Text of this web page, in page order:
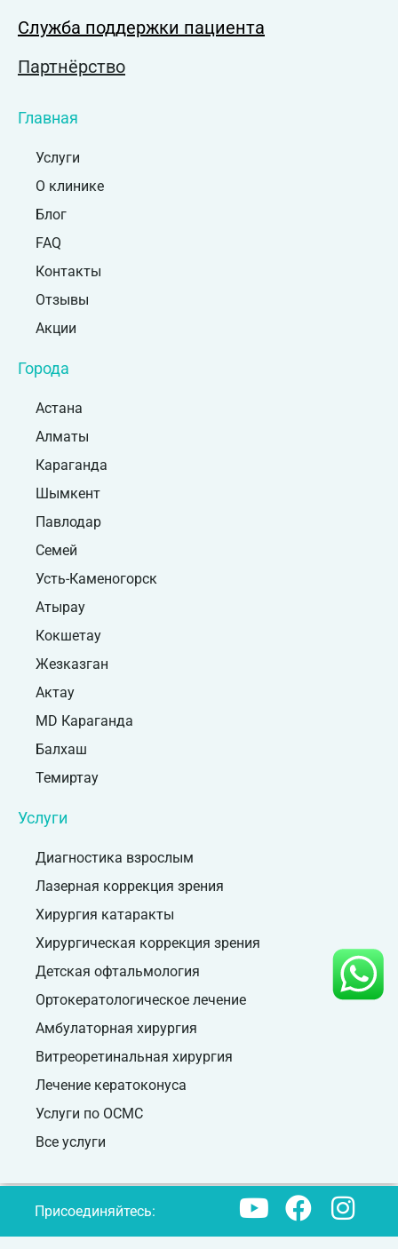
Служба поддержки пациента
Партнёрство
Главная
Услуги
О клинике
Блог
FAQ
Контакты
Отзывы
Акции
Города
Астана
Алматы
Караганда
Шымкент
Павлодар
Семей
Усть-Каменогорск
Атырау
Кокшетау
Жезказган
Актау
MD Караганда
Балхаш
Темиртау
Услуги
Диагностика взрослым
Лазерная коррекция зрения
Хирургия катаракты
Хирургическая коррекция зрения
Детская офтальмология
Ортокератологическое лечение
Амбулаторная хирургия
Витреоретинальная хирургия
Лечение кератоконуса
Услуги по ОСМС
Все услуги
Присоединяйтесь: